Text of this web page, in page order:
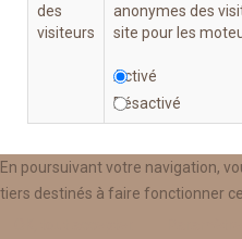
En poursuivant votre navigation,
tiers destinés à faire fonctionner
des
visiteurs
anonymes des
site pour les
Activé
Désactivé